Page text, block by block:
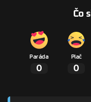
Čo
Paráda
0
Plač
0